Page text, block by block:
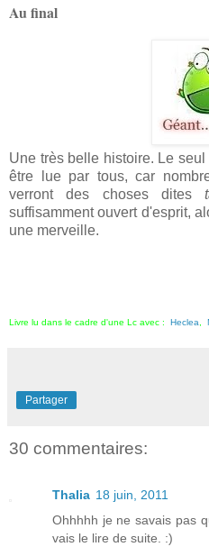
Au final
Une très belle histoire. Le
être lue par tous, car
verront des choses dites
suffisamment ouvert d'esprit,
une merveille.
Livre lu dans le cadre d'une Lc avec : Heclea
Partager
30 commentaires:
Thalia 18 juin, 2011
Ohhhhh je ne savais pas
vais le lire de suite. :)